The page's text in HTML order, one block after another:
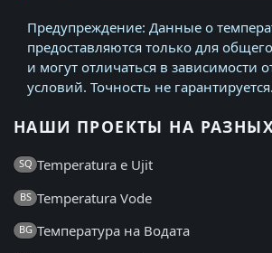
Предупреждение: Данные о
предоставляются только для
и могут отличаться в зависимости
условий. Точность не гарантируется.
НАШИ ПРОЕКТЫ НА
SQ Temperatura e Ujit
BS Temperatura Vode
BG Температура на Водата